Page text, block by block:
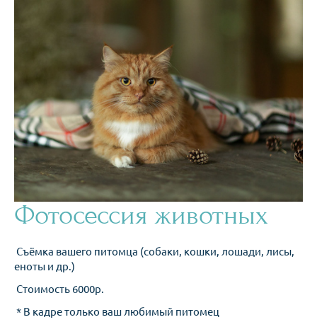
Фотосессия животных
Съёмка вашего питомца (собаки, кошки, лошади, лисы,
еноты и др.)
Стоимость 6000р.
* В кадре только ваш любимый питомец